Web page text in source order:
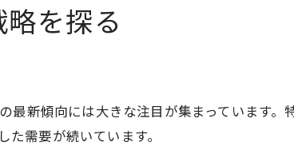
建設設備投資の推移と今後の変化予測
建設投資額推移グラフで把握する最新動向
建設投資見通し2030年に向けた投資課題
を探る
最新傾向には大きな注目が集まっています
需要が続いています。